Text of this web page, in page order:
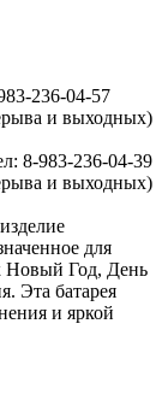
236-04-57
и выходных)
8-983-236-04-39
и выходных)
для
Новый Год, День
Эта батарея
и яркой